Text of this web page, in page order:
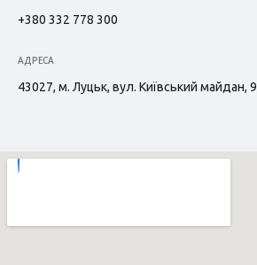
+380 332 778 300
АДРЕСА
43027, м. Луцьк, вул. Київський майдан, 9